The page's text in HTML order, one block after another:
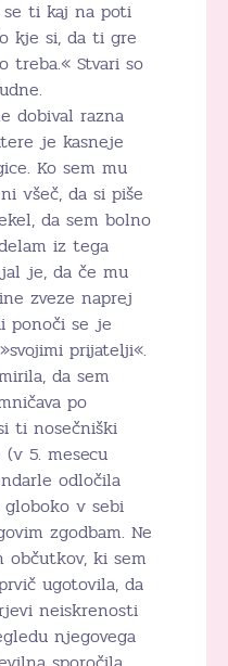
se ti kaj na poti
kje si, da ti gre
treba.« Stvari so
dobival razna
je kasneje
Ko sem mu
všeč, da si piše
da sem bolno
iz tega
je, da če mu
zveze naprej
ponoči se je
prijatelji«.
da sem
po
ti nosečniški
5. mesecu
odločila
v sebi
zgodbam. Ne
občutkov, ki sem
ugotovila, da
neiskrenosti
njegovega